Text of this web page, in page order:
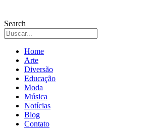
Search
Home
Arte
Diversão
Educação
Moda
Música
Notícias
Blog
Contato